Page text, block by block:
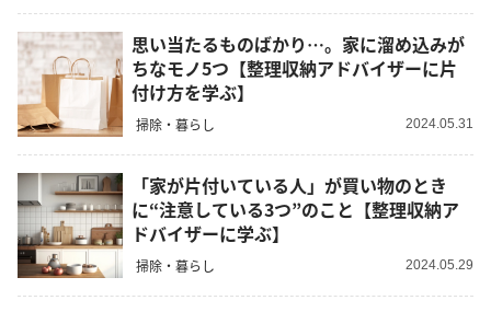
思い当たるものばかり…。家に溜め込みが
ちなモノ5つ【整理収納アドバイザーに片
付け方を学ぶ】
掃除・暮らし 2024.05.31
「家が片付いている人」が買い物のとき
に“注意している3つ”のこと【整理収納ア
ドバイザーに学ぶ】
掃除・暮らし 2024.05.29